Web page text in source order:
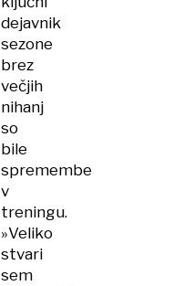
dejavnik
sezone
brez
večjih
nihanj
so
bile
spremembe
v
treningu.
»Veliko
stvari
sem